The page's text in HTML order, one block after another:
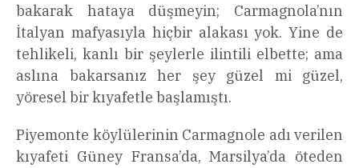
bakarak hataya düşmeyin; Carmagnola’nın
İtalyan mafyasıyla hiçbir alakası yok. Yine de
tehlikeli, kanlı bir şeylerle ilintili elbette; ama
aslına bakarsanız her şey güzel mi güzel,
yöresel bir kıyafetle başlamıştı.
Piyemonte köylülerinin Carmagnole adı verilen
kıyafeti Güney Fransa’da, Marsilya’da öteden